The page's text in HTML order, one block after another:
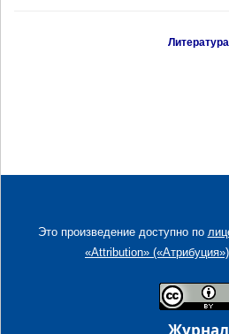
Литература
Это произведение доступно по
«Attribution»
Журнал